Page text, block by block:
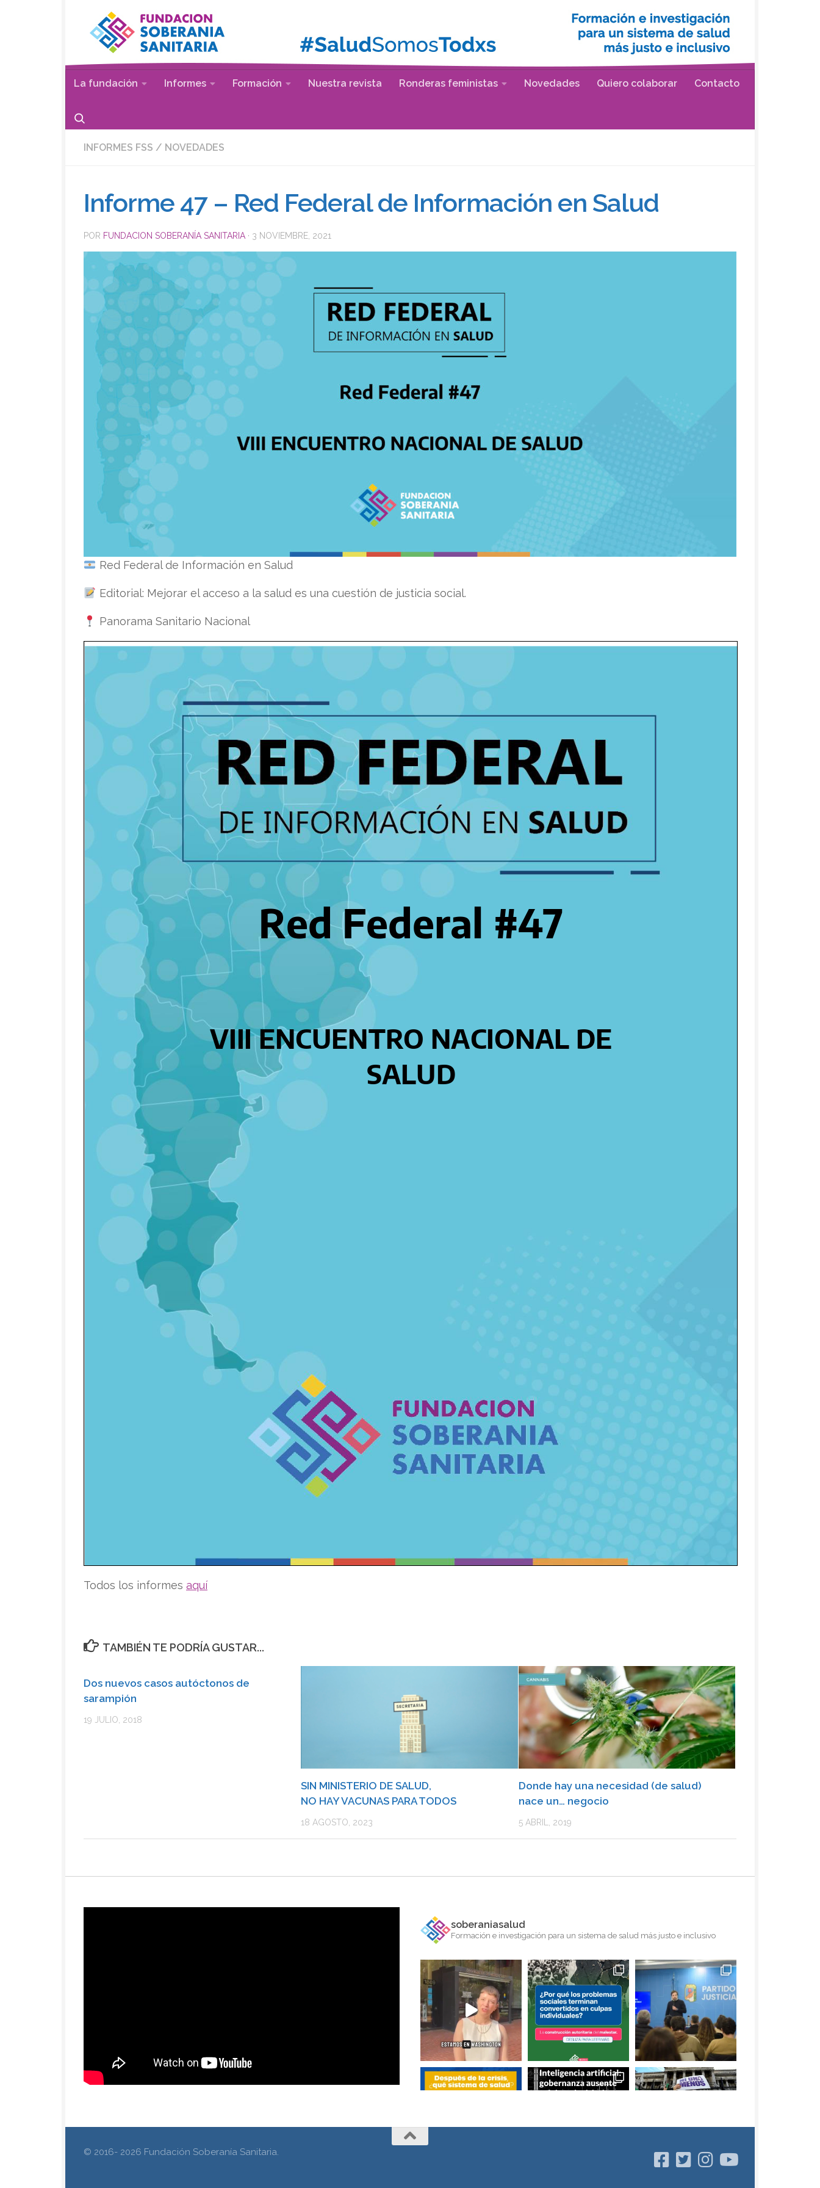
Saltar al contenido
La fundación Informes Formación Nuestra revista Ronderas feministas Novedades Quiero colaborar Contacto
INFORMES FSS / NOVEDADES
Informe 47 – Red Federal de Información en Salud
POR FUNDACION SOBERANÍA SANITARIA · 3 NOVIEMBRE, 2021
Red Federal de Información en Salud
Editorial: Mejorar el acceso a la salud es una cuestión de justicia social.
Panorama Sanitario Nacional
Todos los informes aquí
TAMBIÉN TE PODRÍA GUSTAR...
Dos nuevos casos autóctonos de
sarampión
19 JULIO, 2018
SIN MINISTERIO DE SALUD,
NO HAY VACUNAS PARA TODOS
18 AGOSTO, 2023
Donde hay una necesidad (de salud)
nace un… negocio
5 ABRIL, 2019
soberaniasalud
Formación e investigación para un sistema de salud más justo e inclusivo
© 2016- 2026 Fundación Soberanía Sanitaria.